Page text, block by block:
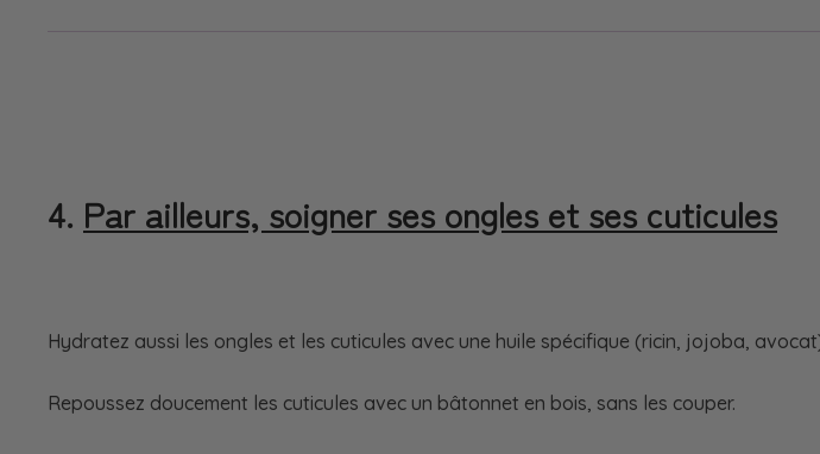
4. Par ailleurs, soigner ses ongles et ses cuticules
Hydratez aussi les ongles et les cuticules avec une huile spécifique (ricin, jojoba,
Repoussez doucement les cuticules avec un bâtonnet en bois, sans les couper.